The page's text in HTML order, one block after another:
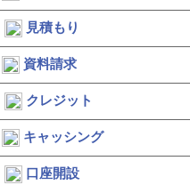
見積もり
資料請求
クレジット
キャッシング
口座開設